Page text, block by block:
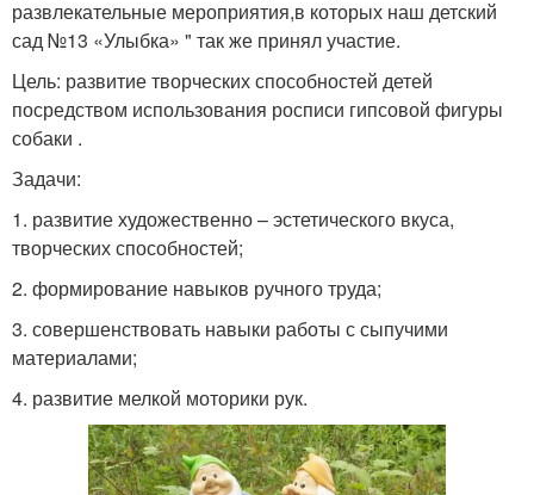
развлекательные мероприятия,в которых наш детский
сад №13 «Улыбка» " так же принял участие.
Цель: развитие творческих способностей детей
посредством использования росписи гипсовой фигуры
собаки .
Задачи:
1. развитие художественно – эстетического вкуса,
творческих способностей;
2. формирование навыков ручного труда;
3. совершенствовать навыки работы с сыпучими
материалами;
4. развитие мелкой моторики рук.